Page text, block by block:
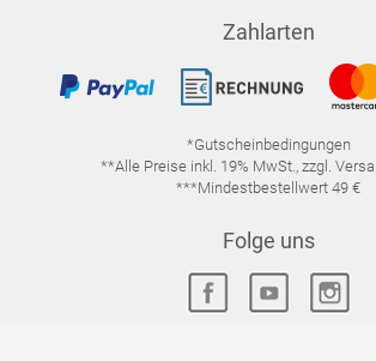
Zahlarten
*Gutscheinbedingungen
**Alle Preise inkl. 19% MwSt., zzgl.
***Mindestbestellwert 49 €
Folge uns